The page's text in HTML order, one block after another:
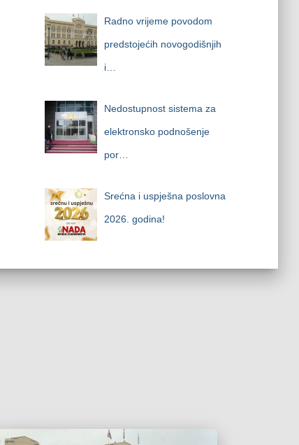
Radno vrijeme povodom
predstojećih novogodišnjih
i…
Nedostupnost sistema za
elektronsko podnošenje
por…
Srećna i uspješna poslovna
2026. godina!